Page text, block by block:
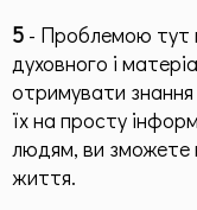
5 - Проблемою тут
духовного і
отримувати
їх на просту
людям, ви зможете
життя.